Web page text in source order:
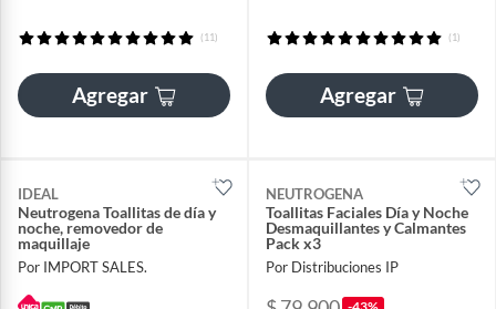
(11)
Agregar
(1)
Agregar
IDEAL
Neutrogena Toallitas de día y
noche, removedor de
maquillaje
Por IMPORT SALES.
NEUTROGENA
Toallitas Faciales Día y Noche
Desmaquillantes y Calmantes
Pack x3
Por Distribuciones IP